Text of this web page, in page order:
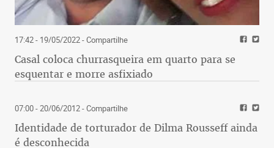
17:42 - 19/05/2022- Compartilhe
Casal coloca churrasqueira em quarto para se
esquentar e morre asfixiado
07:00 - 20/06/2012- Compartilhe
Identidade de torturador de Dilma Rousseff ainda
é desconhecida